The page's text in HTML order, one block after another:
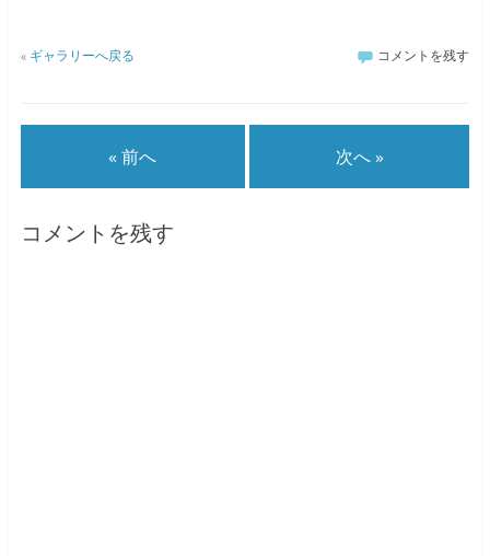
« ギャラリーへ戻る コメントを残す
« 前へ 次へ »
コメントを残す